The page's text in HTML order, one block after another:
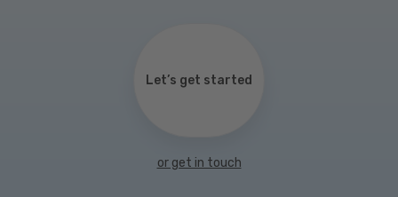
Let’s get started
or get in touch